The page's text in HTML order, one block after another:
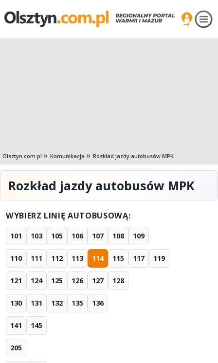
Olsztyn.com.pl Komunikacja Rozkład jazdy autobusów MPK
Rozkład jazdy autobusów MPK
WYBIERZ LINIĘ AUTOBUSOWĄ:
101 103 105 106 107 108 109
110 111 112 113 114 115 117 119
121 124 125 126 127 128
130 131 132 135 136
141 145
205